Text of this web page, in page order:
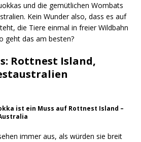
und die gemütlichen Wombats
Kein Wunder also, dass es auf
die Tiere einmal in freier Wildbahn
geht das am besten?
Rottnest Island,
ist ein Muss auf Rottnest Island –
immer aus, als würden sie breit